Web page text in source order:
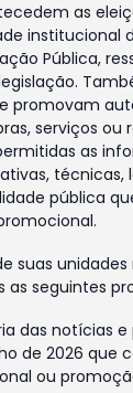
as
institucional
Pública,
promovam
serviços ou
as
técnicas,
pública
suas
as seguintes
das notícias e
de 2026 que
ou